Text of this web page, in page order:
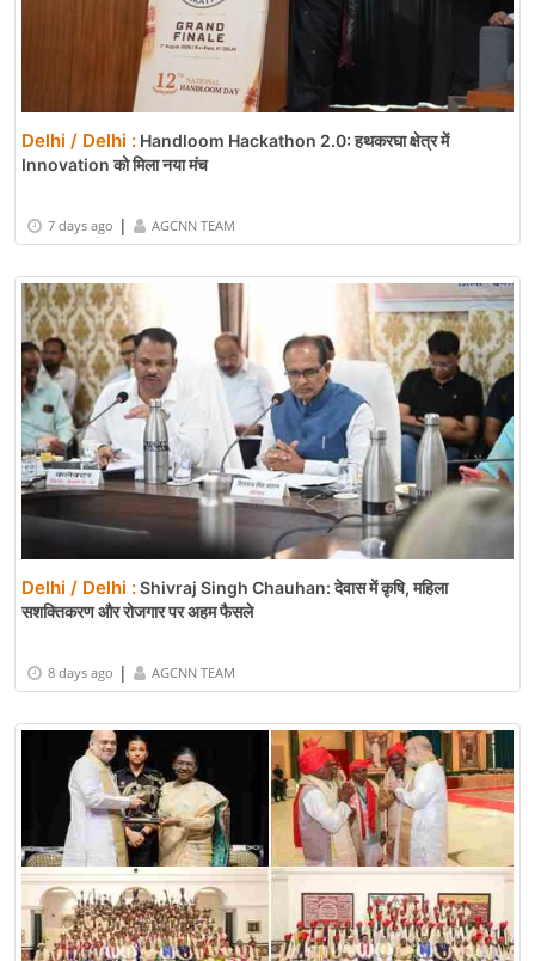
Delhi / Delhi : Handloom Hackathon 2.0: हथकरघा क्षेत्र में
Innovation को मिला नया मंच
7 days ago | AGCNN TEAM
Delhi / Delhi :Shivraj Singh Chauhan: देवास में कृषि, महिला
सशक्तिकरण और रोजगार पर अहम फैसले
8 days ago | AGCNN TEAM